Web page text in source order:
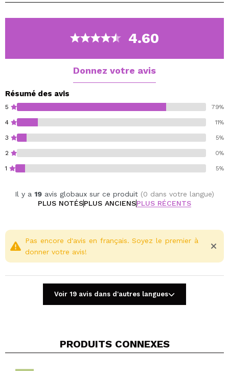
ongles, découvrez ses résultats incroyables !
4.60
Donnez votre avis
Résumé des avis
5 79%
4 11%
3 5%
2 0%
1 5%
Il y a 19 avis globaux sur ce produit (0 dans votre langue)
PLUS NOTÉSPLUS ANCIENSPLUS RÉCENTS
Partager une vidéo ou une photo
Pas encore d'avis en français. Soyez le premier à
donner votre avis!
Voir 19 avis dans d'autres langues
PRODUITS CONNEXES